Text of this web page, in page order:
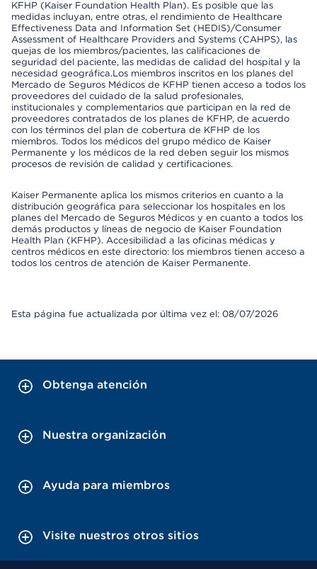
KFHP (Kaiser Foundation Health Plan). Es posible que las
medidas incluyan, entre otras, el rendimiento de Healthcare
Effectiveness Data and Information Set (HEDIS)/Consumer
Assessment of Healthcare Providers and Systems (CAHPS), las
quejas de los miembros/pacientes, las calificaciones de
seguridad del paciente, las medidas de calidad del hospital y la
necesidad geográfica.Los miembros inscritos en los planes del
Mercado de Seguros Médicos de KFHP tienen acceso a todos los
proveedores del cuidado de la salud profesionales,
institucionales y complementarios que participan en la red de
proveedores contratados de los planes de KFHP, de acuerdo
con los términos del plan de cobertura de KFHP de los
miembros. Todos los médicos del grupo médico de Kaiser
Permanente y los médicos de la red deben seguir los mismos
procesos de revisión de calidad y certificaciones.
Kaiser Permanente aplica los mismos criterios en cuanto a la
distribución geográfica para seleccionar los hospitales en los
planes del Mercado de Seguros Médicos y en cuanto a todos los
demás productos y líneas de negocio de Kaiser Foundation
Health Plan (KFHP). Accesibilidad a las oficinas médicas y
centros médicos en este directorio: los miembros tienen acceso a
todos los centros de atención de Kaiser Permanente.
Esta página fue actualizada por última vez el: 08/07/2026
Obtenga atención
Nuestra organización
Ayuda para miembros
Visite nuestros otros sitios